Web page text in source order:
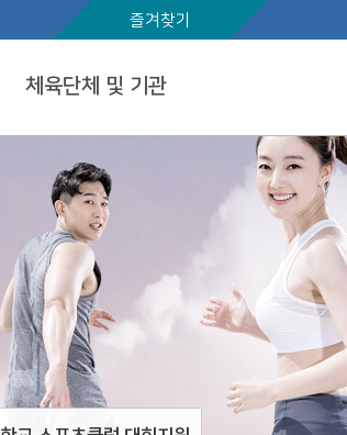
즐겨찾기
체육단체 및 기관